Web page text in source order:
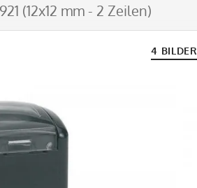
(12x12 mm - 2 Zeilen)
4 BILDER